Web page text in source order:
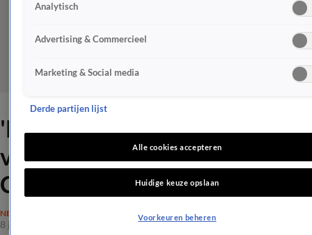
'Dood stond op de stoep'
voor verslaafde zus Miley
Cyrus
NEDERLAND
8 juli 2022, 19:14
Analytisch
Advertising & Commercieel
Marketing & Social media
Derde partijen lijst
Alle cookies accepteren
Huidige keuze opslaan
Voorkeuren beheren